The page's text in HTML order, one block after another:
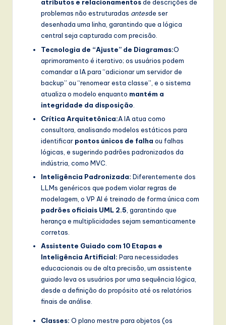
atributos e relacionamentosde descrições de
problemas não estruturadas antesde ser
desenhada uma linha, garantindo que a lógica
central seja capturada com precisão.
Tecnologia de “Ajuste” de Diagramas:O
aprimoramento é iterativo; os usuários podem
comandar a IA para “adicionar um servidor de
backup” ou “renomear esta classe”, e o sistema
atualiza o modelo enquanto mantém a
integridade da disposição
Crítica Arquitetônica:A IA atua como
consultora, analisando modelos estáticos para
identificar pontos únicos de falha ou falhas
lógicas, e sugerindo padrões padronizados da
indústria, como MVC.
Inteligência Padronizada: Diferentemente dos
LLMs genéricos que podem violar regras de
modelagem, o VP AI é treinado de forma única com
padrões oficiais UML 2.5 , garantindo que
herança e multiplicidades sejam semanticamente
corretas.
Assistente Guiado com 10 Etapas e
Inteligência Artificial: Para necessidades
educacionais ou de alta precisão, um assistente
guiado leva os usuários por uma sequência lógica,
desde a definição do propósito até os relatórios
finais de análise.
Classes: O plano mestre para objetos (os